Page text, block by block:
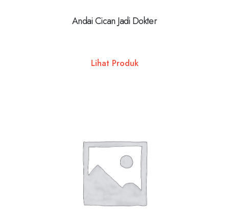
Andai Cican Jadi Dokter
Lihat Produk